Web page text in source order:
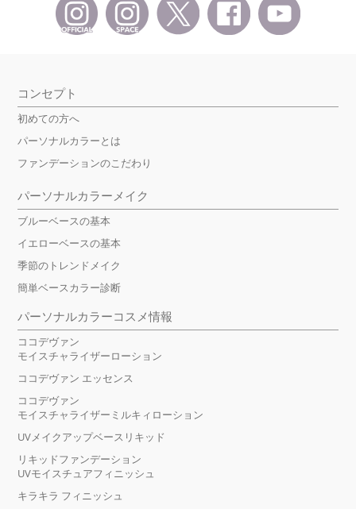
コンセプト
初めての方へ
パーソナルカラーとは
ファンデーションのこだわり
パーソナルカラーメイク
ブルーベースの基本
イエローベースの基本
季節のトレンドメイク
簡単ベースカラー診断
パーソナルカラーコスメ情報
ココデヴァン
モイスチャライザーローション
ココデヴァン エッセンス
ココデヴァン
モイスチャライザーミルキィローション
UVメイクアップベースリキッド
リキッドファンデーション
UVモイスチュアフィニッシュ
キラキラ フィニッシュ